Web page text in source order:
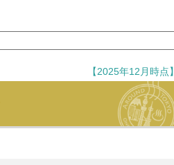
【2025年12月時点】